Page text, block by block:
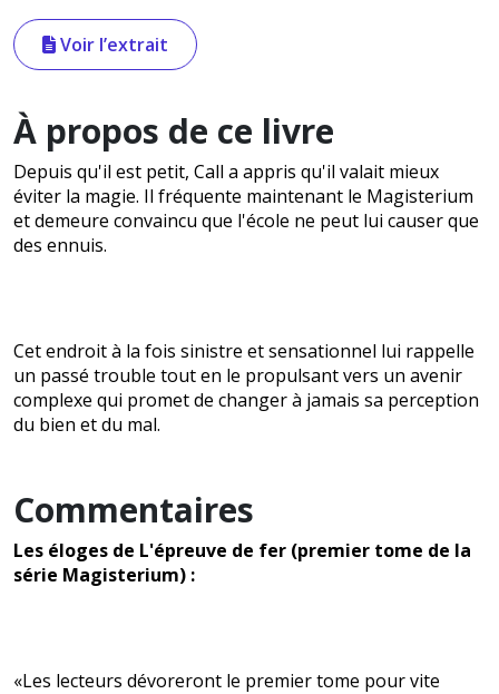
Voir l’extrait
À propos de ce livre
Depuis qu'il est petit, Call a appris qu'il valait mieux
éviter la magie. Il fréquente maintenant le Magisterium
et demeure convaincu que l'école ne peut lui causer que
des ennuis.
Cet endroit à la fois sinistre et sensationnel lui rappelle
un passé trouble tout en le propulsant vers un avenir
complexe qui promet de changer à jamais sa perception
du bien et du mal.
Commentaires
Les éloges de L'épreuve de fer (premier tome de la
série Magisterium) :
«Les lecteurs dévoreront le premier tome pour vite